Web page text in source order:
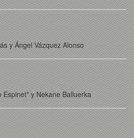
y Ángel Vázquez Alonso
y Nekane Balluerka